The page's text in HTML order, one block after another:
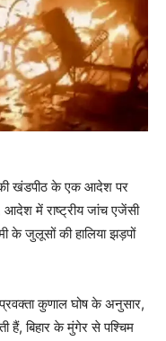
की खंडपीठ के एक आदेश पर
आदेश में राष्ट्रीय जांच एजेंसी
के जुलूसों की हालिया झड़पों
कुणाल घोष के अनुसार,
हैं, बिहार के मुंगेर से पश्चिम